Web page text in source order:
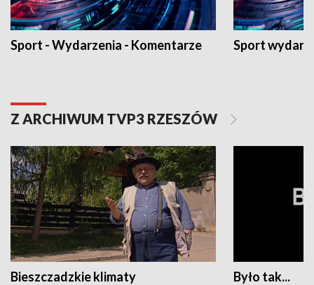
Sport - Wydarzenia - Komentarze Sport
Z ARCHIWUM TVP3 RZESZÓW
Bieszczadzkie klimaty Było tak...